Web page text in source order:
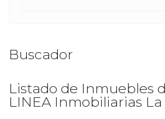
Listado de Inmuebles
LINEA Inmobiliarias
Buscador